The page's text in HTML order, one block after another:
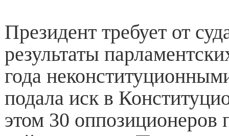
Президент требует от
результаты
года
подала иск в
этом 30 оппозиционеров